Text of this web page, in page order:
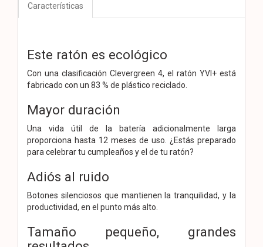
Características
Este ratón es ecológico
Con una clasificación Clevergreen 4, el ratón YVI+ está
fabricado con un 83 % de plástico reciclado.
Mayor duración
Una vida útil de la batería adicionalmente larga
proporciona hasta 12 meses de uso. ¿Estás preparado
para celebrar tu cumpleaños y el de tu ratón?
Adiós al ruido
Botones silenciosos que mantienen la tranquilidad, y la
productividad, en el punto más alto.
Tamaño pequeño, grandes